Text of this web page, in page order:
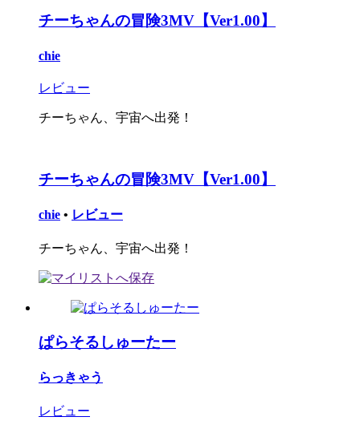
チーちゃんの冒険3MV【Ver1.00】
chie
レビュー
チーちゃん、宇宙へ出発！
チーちゃんの冒険3MV【Ver1.00】
chie • レビュー
チーちゃん、宇宙へ出発！
ぱらそるしゅーたー
らっきゃう
レビュー